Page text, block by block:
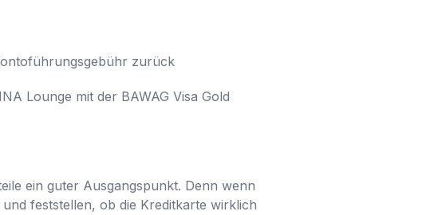
zurück
Lounge mit der BAWAG Visa Gold
ein guter Ausgangspunkt. Denn wenn
feststellen, ob die Kreditkarte wirklich